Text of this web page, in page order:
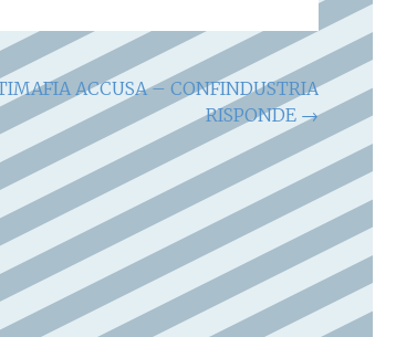
ACCUSA – CONFINDUSTRIA
RISPONDE →